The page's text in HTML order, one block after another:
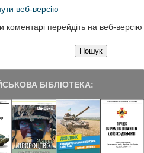
веб-версію
перейдіть на веб-версію
БІБЛІОТЕКА: